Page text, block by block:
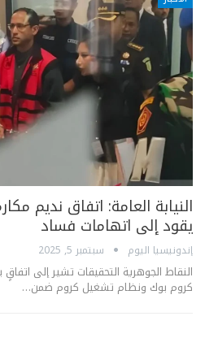
النيابة العامة: اتفاق نديم
يقود إلى اتهامات فساد
إندونيسيا اليوم سبتمبر 5, 2025
النقاط الجوهرية التحقيقات تشير إلى
كروم بوك ونظام تشغيل كروم ضمن…